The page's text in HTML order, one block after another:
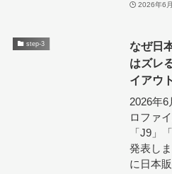
2026年6
step-3
なぜ日
はズレ
イアウ
2026年
ロファ
「J9」
発表し
に日本